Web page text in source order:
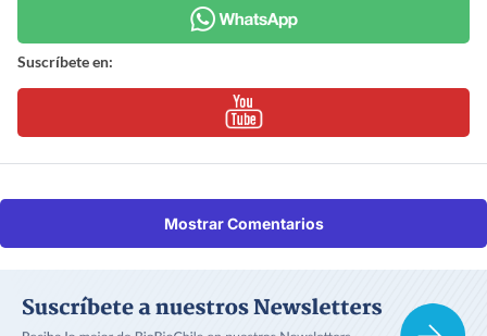
Suscríbete en:
Mostrar Comentarios